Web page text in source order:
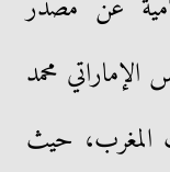
محمد
المغرب، حيث